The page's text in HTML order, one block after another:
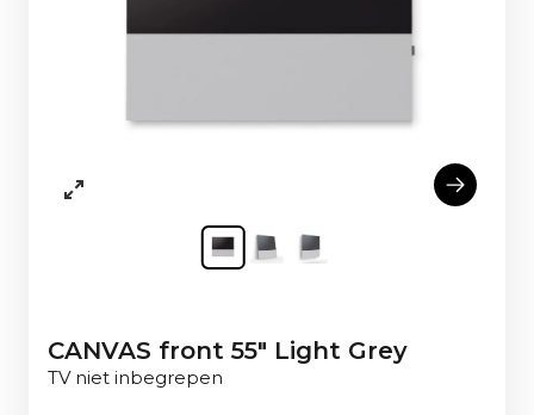
CANVAS front 55" Light Grey
TV niet inbegrepen